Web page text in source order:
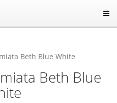
Beth Blue White
Beth Blue